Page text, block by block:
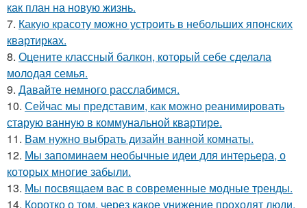
как план на новую жизнь.
7. Какую красоту можно устроить в небольших японских
квартирках.
8. Оцените классный балкон, который себе сделала
молодая семья.
9. Давайте немного расслабимся.
10. Сейчас мы представим, как можно реанимировать
старую ванную в коммунальной квартире.
11. Вам нужно выбрать дизайн ванной комнаты.
12. Мы запоминаем необычные идеи для интерьера, о
которых многие забыли.
13. Мы посвящаем вас в современные модные тренды.
14. Коротко о том, через какое унижение проходят люди,